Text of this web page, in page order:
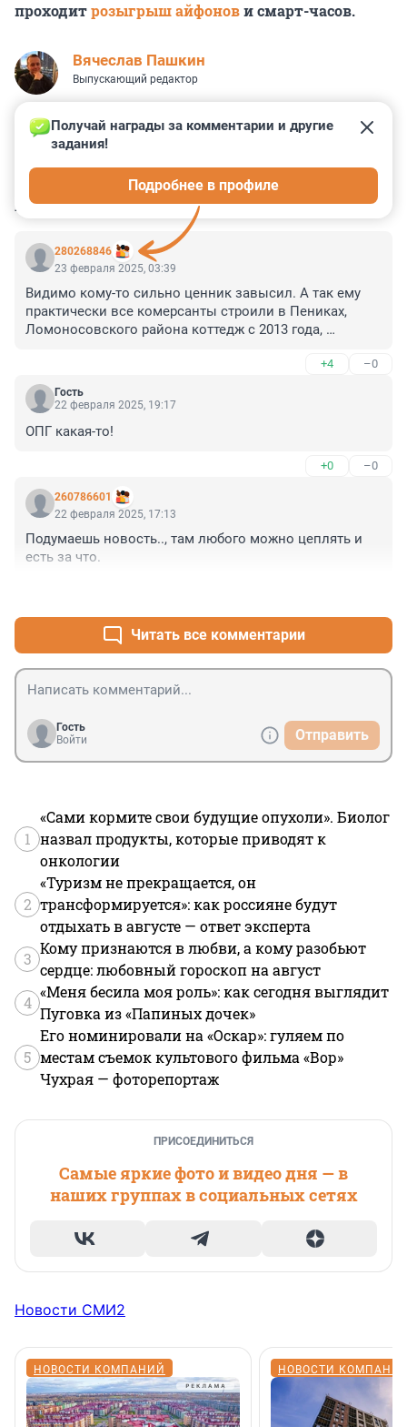
проходитрозыгрыш айфонови смарт-часов.
Вячеслав Пашкин
Выпускающий редактор
КОММЕНТАРИИ 52
280268846
Получай награды за комментарии и другие
задания!
Подробнее в профиле
23 февраля 2025, 03:39
Видимо кому-то сильно ценник завысил. А так ему
практически все комерсанты строили в Пениках,
Ломоносовского района коттедж с 2013 года,
крышевалы поменялись, либо ценник заломил
+4 –0
Гость
22 февраля 2025, 19:17
ОПГ какая-то!
+0 –0
260786601
22 февраля 2025, 17:13
Подумаешь новость.., там любого можно цеплять и
есть за что.
Читать все комментарии
Гость
Войти
Отправить
1
«Сами кормите свои будущие опухоли». Биолог
назвал продукты, которые приводят к
онкологии
2
«Туризм не прекращается, он
трансформируется»: как россияне будут
отдыхать в августе — ответ эксперта
3
Кому признаются в любви, а кому разобьют
сердце: любовный гороскоп на август
4
«Меня бесила моя роль»: как сегодня выглядит
Пуговка из «Папиных дочек»
5
Его номинировали на «Оскар»: гуляем по
местам съемок культового фильма «Вор»
Чухрая — фоторепортаж
ПРИСОЕДИНИТЬСЯ
Самые яркие фото и видео дня — в
наших группах в социальных сетях
Новости СМИ2
НОВОСТИ КОМПАНИЙ НОВОСТИ